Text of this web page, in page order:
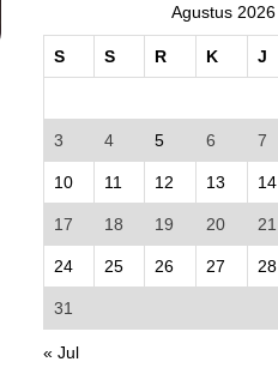
Agustus 2026
S S R K J
3 4 5 6 7
10 11 12 13 14
17 18 19 20 21
24 25 26 27 28
31
« Jul